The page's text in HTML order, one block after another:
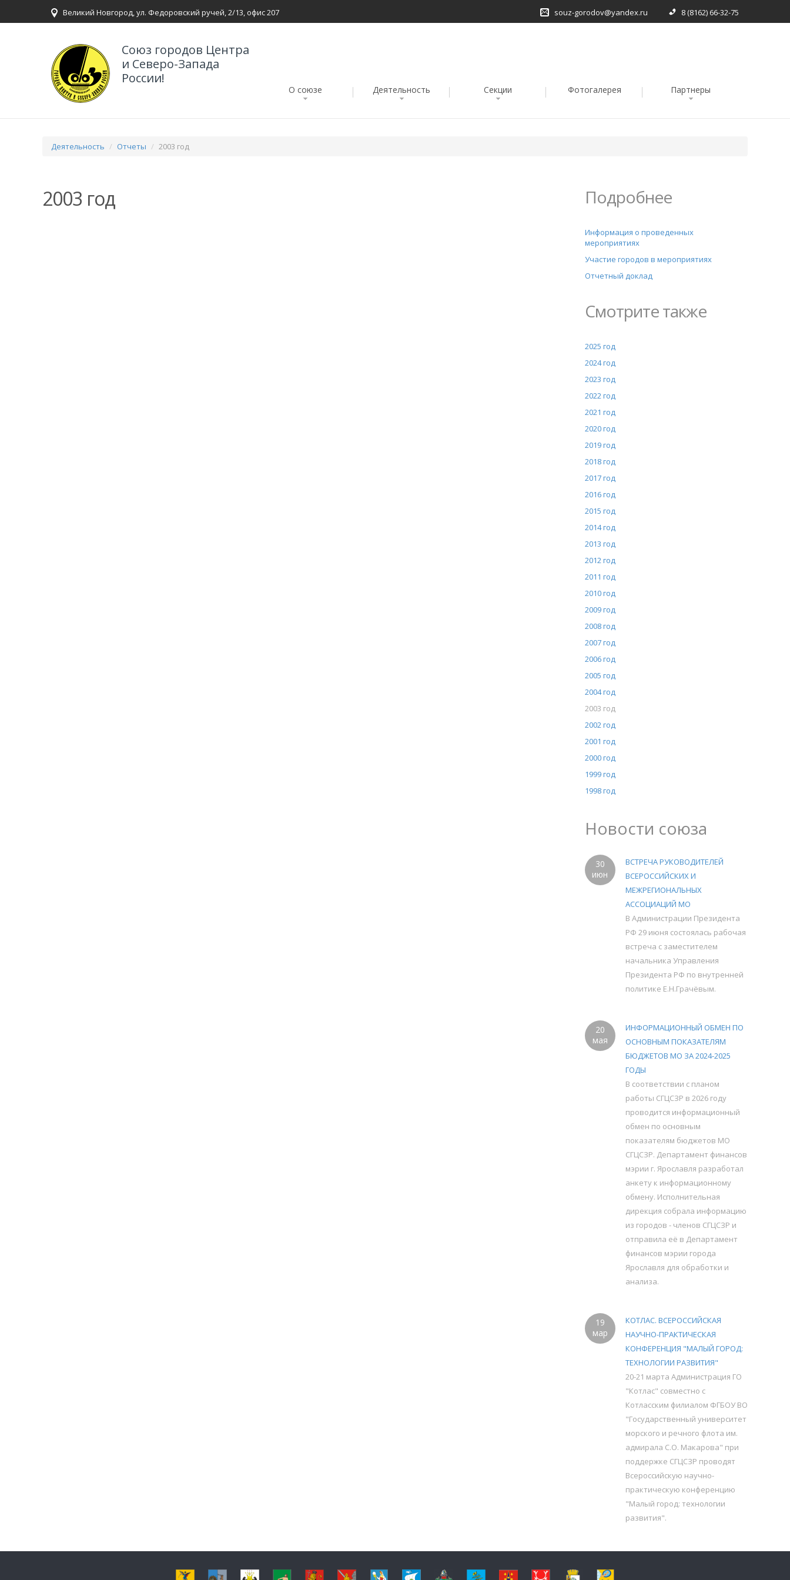
Великий Новгород, ул. Федоровский ручей, 2/13, офис 207 souz-gorodov@yandex.ru 8 (8162) 66-32-75
Союз городов Центра
и Северо-Запада
России!
О союзе Деятельность Секции Фотогалерея Партнеры
Деятельность Отчеты 2003 год
2003 год Подробнее
Информация о проведенных
мероприятиях
Участие городов в мероприятиях
Отчетный доклад
Смотрите также
2025 год
2024 год
2023 год
2022 год
2021 год
2020 год
2019 год
2018 год
2017 год
2016 год
2015 год
2014 год
2013 год
2012 год
2011 год
2010 год
2009 год
2008 год
2007 год
2006 год
2005 год
2004 год
2003 год
2002 год
2001 год
2000 год
1999 год
1998 год
Новости союза
30
июн
ВСТРЕЧА РУКОВОДИТЕЛЕЙ
ВСЕРОССИЙСКИХ И
МЕЖРЕГИОНАЛЬНЫХ
АССОЦИАЦИЙ МО
В Администрации Президента
РФ 29 июня состоялась рабочая
встреча с заместителем
начальника Управления
Президента РФ по внутренней
политике Е.Н.Грачёвым.
20
мая
ИНФОРМАЦИОННЫЙ ОБМЕН ПО
ОСНОВНЫМ ПОКАЗАТЕЛЯМ
БЮДЖЕТОВ МО ЗА 2024-2025
ГОДЫ
В соответствии с планом
работы СГЦСЗР в 2026 году
проводится информационный
обмен по основным
показателям бюджетов МО
СГЦСЗР. Департамент финансов
мэрии г. Ярославля разработал
анкету к информационному
обмену. Исполнительная
дирекция собрала информацию
из городов - членов СГЦСЗР и
отправила её в Департамент
финансов мэрии города
Ярославля для обработки и
анализа.
19
мар
КОТЛАС. ВСЕРОССИЙСКАЯ
НАУЧНО-ПРАКТИЧЕСКАЯ
КОНФЕРЕНЦИЯ "МАЛЫЙ ГОРОД:
ТЕХНОЛОГИИ РАЗВИТИЯ"
20-21 марта Администрация ГО
"Котлас" совместно с
Котласским филиалом ФГБОУ ВО
"Государственный университет
морского и речного флота им.
адмирала С.О. Макарова" при
поддержке СГЦСЗР проводят
Всероссийскую научно-
практическую конференцию
"Малый город: технологии
развития".